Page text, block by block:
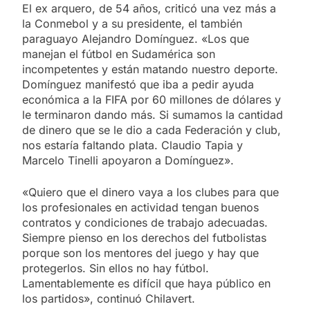
El ex arquero, de 54 años, criticó una vez más a
la Conmebol y a su presidente, el también
paraguayo Alejandro Domínguez. «Los que
manejan el fútbol en Sudamérica son
incompetentes y están matando nuestro deporte.
Domínguez manifestó que iba a pedir ayuda
económica a la FIFA por 60 millones de dólares y
le terminaron dando más. Si sumamos la cantidad
de dinero que se le dio a cada Federación y club,
nos estaría faltando plata. Claudio Tapia y
Marcelo Tinelli apoyaron a Domínguez».
«Quiero que el dinero vaya a los clubes para que
los profesionales en actividad tengan buenos
contratos y condiciones de trabajo adecuadas.
Siempre pienso en los derechos del futbolistas
porque son los mentores del juego y hay que
protegerlos. Sin ellos no hay fútbol.
Lamentablemente es difícil que haya público en
los partidos», continuó Chilavert.